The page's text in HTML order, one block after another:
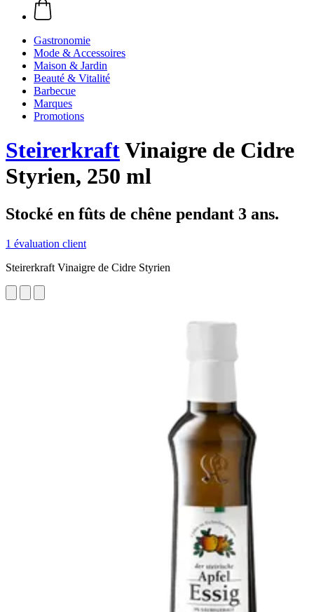
Gastronomie
Mode & Accessoires
Maison & Jardin
Beauté & Vitalité
Barbecue
Marques
Promotions
SteirerkraftVinaigre de Cidre
Styrien, 250 ml
Stocké en fûts de chêne pendant 3 ans.
1 évaluation client
Steirerkraft Vinaigre de Cidre Styrien